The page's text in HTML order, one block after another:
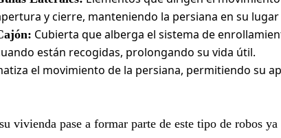
y cierre, manteniendo la persiana en su
Cubierta que alberga el sistema de
están recogidas, prolongando su vida útil.
el movimiento de la persiana, permitiendo su
vivienda pase a formar parte de este tipo de robos ya